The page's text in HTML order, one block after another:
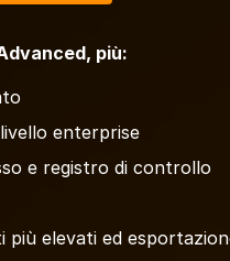
più:
enterprise
e registro di controllo
più elevati ed